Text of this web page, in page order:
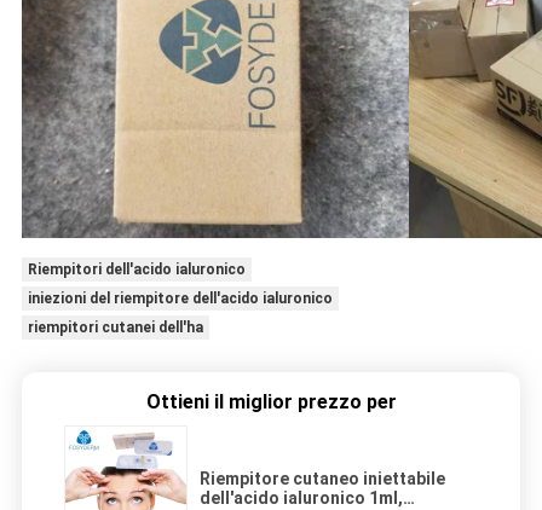
Riempitori dell'acido ialuronico
iniezioni del riempitore dell'acido ialuronico
riempitori cutanei dell'ha
Ottieni il miglior prezzo per
Riempitore cutaneo iniettabile
dell'acido ialuronico 1ml,